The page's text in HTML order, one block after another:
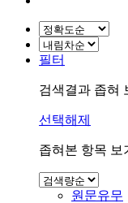
필터
검색결과 좁혀
선택해제
좁혀본 항목 보
원문유무